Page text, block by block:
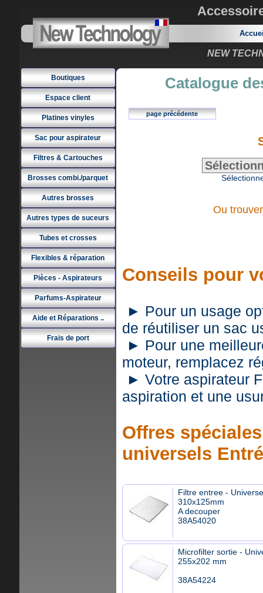
NEW
Boutiques
Espace client
Platines vinyles
Sac pour aspirateur
Filtres & Cartouches
Brosses combi./parquet
Autres brosses
Autres types de suceurs
Tubes et crosses
Flexibles & réparation
Pièces - Aspirateurs
Parfums-Aspirateur
Aide et Réparations ..
Frais de port
Catalogue
page précédente
Ou
Conseils pour
► Pour un usage
de réutiliser un sac
► Pour une
moteur, remplacez
► Votre aspirateur
aspiration et une
Offres
universels
Filtre entree -
310x125mm
A decouper
38A54020
Microfilter sortie -
255x202 mm
38A54224